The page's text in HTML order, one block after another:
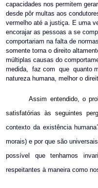
capacidades nos permitem
desde pôr multas aos
vermelho até a justiça. E uma
encorajar as pessoas a se
comportariam na falta de
somente torna o direito
múltiplas causas do
medida, faz com que quanto
natureza humana, melhor o
Assim entendido, o
satisfatórias às seguintes
contexto da existência
morais) e por que são universais
possível que tenhamos
respeitantes à maneira como